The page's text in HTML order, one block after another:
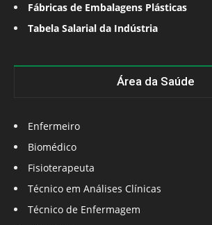
Fábricas de Embalagens Plásticas
Tabela Salarial da Indústria
Área da Saúde
Enfermeiro
Biomédico
Fisioterapeuta
Técnico em Análises Clínicas
Técnico de Enfermagem